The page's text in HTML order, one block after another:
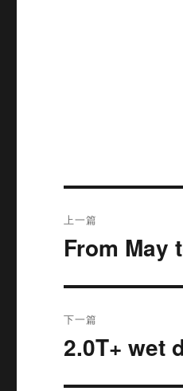
章
上一篇
上
文
From May
下一篇
下
文
2.0T+ wet